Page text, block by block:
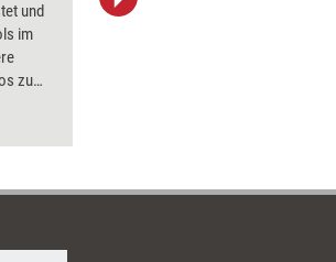
und
im
zu
und ein